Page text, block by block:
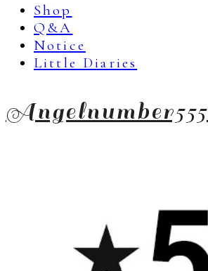
Shop
Q&A
Notice
Little Diaries
Angelnumber555